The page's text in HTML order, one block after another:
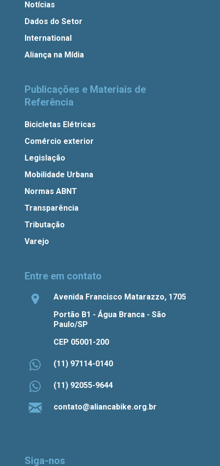
Notícias
Dados do Setor
International
Aliança na Mídia
Publicações e Materiais de
Referência
Bicicletas Elétricas
Comércio exterior
Legislação
Mobilidade Urbana
Normas ABNT
Transparência
Tributação
Varejo
Entre em contato
Avenida Francisco Matarazzo, 1705
Portão B1 - Água Branca - São
Paulo/SP
CEP 05001-200
(11) 97114-0140
(11) 92055-9644
contato@aliancabike.org.br
Siga-nos